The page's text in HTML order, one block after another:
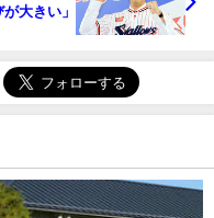
大きい」